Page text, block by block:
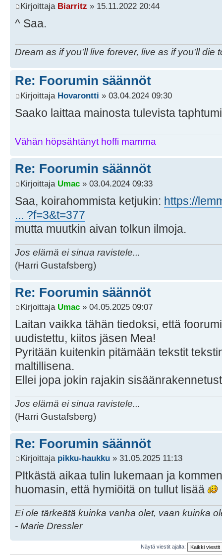
Kirjoittaja Biarritz » 15.11.2022 20:44
^ Saa.
Dream as if you'll live forever, live as if you'll die
Re: Foorumin säännöt
Kirjoittaja Hovarontti » 03.04.2024 09:30
Saako laittaa mainosta tulevista
Vähän höpsähtänyt hoffi mamma
Re: Foorumin säännöt
Kirjoittaja Umac » 03.04.2024 09:33
Saa, koirahommista ketjukin: https://
... ?f=3&t=377
mutta muutkin aivan tolkun ilmoja.
Jos elämä ei sinua ravistele...
(Harri Gustafsberg)
Re: Foorumin säännöt
Kirjoittaja Umac » 04.05.2025 09:07
Laitan vaikka tähän tiedoksi, että
uudistettu, kiitos jäsen Mea!
Pyritään kuitenkin pitämään tekstit
maltillisena.
Ellei jopa jokin rajakin
Jos elämä ei sinua ravistele...
(Harri Gustafsberg)
Re: Foorumin säännöt
Kirjoittaja pikku-haukku » 31.05.2025 11:13
PItkästä aikaa tulin lukemaan ja
huomasin, että hymiöitä on tullut lisää
Ei ole tärkeätä kuinka vanha olet, vaan kuinka
- Marie Dressler
Näytä viestit ajalta: